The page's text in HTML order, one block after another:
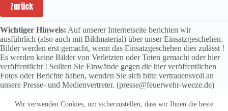
Wir verwenden Cookies, um sicherzustellen, dass wir Ihnen die beste
Zurück
Wichtiger Hinweis: Auf unserer Internetseite berichten wir
ausführlich (also auch mit Bildmaterial) über unser Einsatzgeschehen.
Bilder werden erst gemacht, wenn das Einsatzgeschehen dies zulässt !
Es werden keine Bilder von Verletzten oder Toten gemacht oder hier
veröffentlicht ! Sollten Sie Einwände gegen die hier veröffentlichen
Fotos oder Berichte haben, wenden Sie sich bitte vertrauensvoll an
unsere Presse- und Medienvertreter. (presse@feuerwehr-weeze.de)